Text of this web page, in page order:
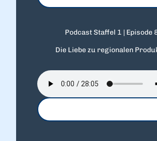
Podcast Staffel 1 | Episode
Die Liebe zu regionalen